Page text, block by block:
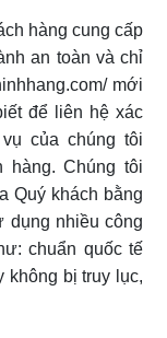
hàng cung cấp
an toàn và chỉ
mới
để liên hệ xác
của chúng tôi
hàng. Chúng tôi
Quý khách bằng
dụng nhiều công
chuẩn quốc tế
không bị truy lục,